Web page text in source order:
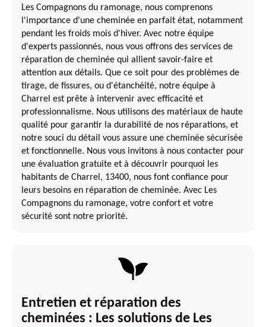
Les Compagnons du ramonage, nous comprenons
l'importance d'une cheminée en parfait état, notamment
pendant les froids mois d'hiver. Avec notre équipe
d'experts passionnés, nous vous offrons des services de
réparation de cheminée qui allient savoir-faire et
attention aux détails. Que ce soit pour des problèmes de
tirage, de fissures, ou d'étanchéité, notre équipe à
Charrel est prête à intervenir avec efficacité et
professionnalisme. Nous utilisons des matériaux de haute
qualité pour garantir la durabilité de nos réparations, et
notre souci du détail vous assure une cheminée sécurisée
et fonctionnelle. Nous vous invitons à nous contacter pour
une évaluation gratuite et à découvrir pourquoi les
habitants de Charrel, 13400, nous font confiance pour
leurs besoins en réparation de cheminée. Avec Les
Compagnons du ramonage, votre confort et votre
sécurité sont notre priorité.
Entretien et réparation des
cheminées : Les solutions de Les